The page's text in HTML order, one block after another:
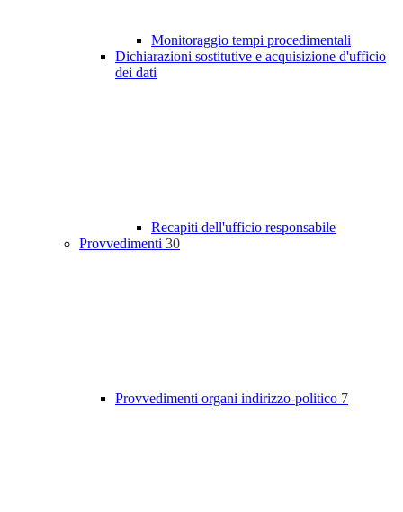
Monitoraggio tempi procedimentali
Dichiarazioni sostitutive e acquisizione d'ufficio
dei dati
Recapiti dell'ufficio responsabile
Provvedimenti 30
Provvedimenti organi indirizzo-politico 7